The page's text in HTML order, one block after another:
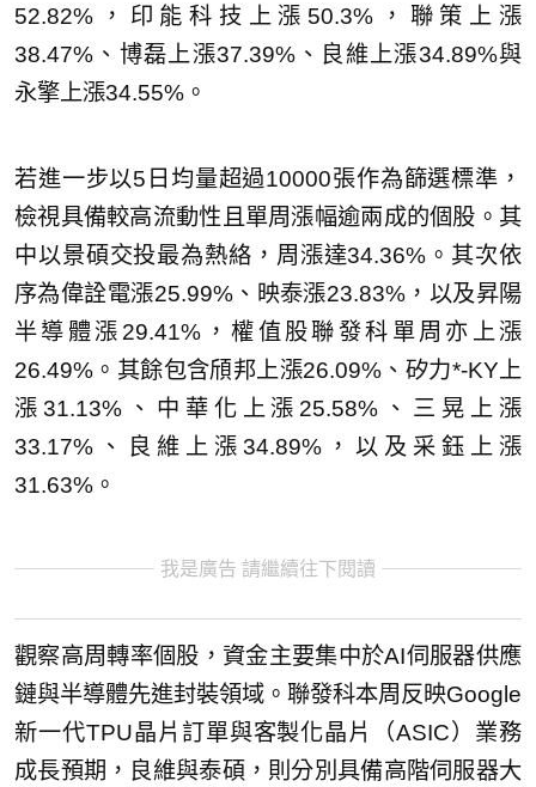
52.82%，印能科技上漲50.3%，聯策上漲
38.47%、博磊上漲37.39%、良維上漲34.89%與
永擎上漲34.55%。
若進一步以5日均量超過10000張作為篩選標準，
檢視具備較高流動性且單周漲幅逾兩成的個股。其
中以景碩交投最為熱絡，周漲達34.36%。其次依
序為偉詮電漲25.99%、映泰漲23.83%，以及昇陽
半導體漲29.41%，權值股聯發科單周亦上漲
26.49%。其餘包含頎邦上漲26.09%、矽力*-KY上
漲31.13%、中華化上漲25.58%、三晃上漲
33.17%、良維上漲34.89%，以及采鈺上漲
31.63%。
我是廣告 請繼續往下閱讀
觀察高周轉率個股，資金主要集中於AI伺服器供應
鏈與半導體先進封裝領域。聯發科本周反映Google
新一代TPU晶片訂單與客製化晶片（ASIC）業務
成長預期，良維與泰碩，則分別具備高階伺服器大